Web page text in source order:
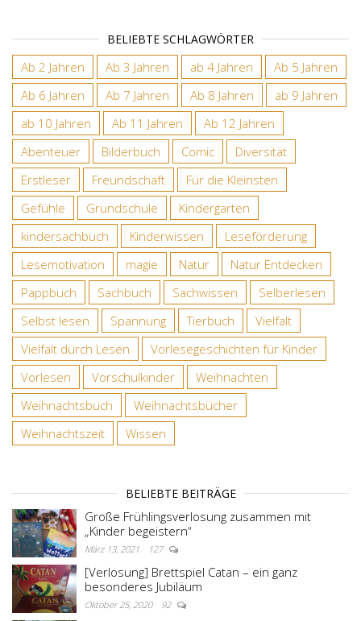
BELIEBTE SCHLAGWÖRTER
Ab 2 Jahren Ab 3 Jahren ab 4 Jahren
Ab 5 Jahren
Ab 6 Jahren
Ab 7 Jahren Ab 8 Jahren
ab 9 Jahren
ab 10 Jahren
Ab 11 Jahren
Ab 12 Jahren
Abenteuer
Bilderbuch Comic
Diversität
Erstleser
Freundschaft
Für die Kleinsten
Gefühle
Grundschule
Kindergarten
kindersachbuch
Kinderwissen
Leseförderung
Lesemotivation
magie Natur
Natur Entdecken
Pappbuch
Sachbuch Sachwissen
Selberlesen
Selbst lesen
Spannung Tierbuch
Vielfalt
Vielfalt durch Lesen
Vorlesegeschichten für Kinder
Vorlesen
Vorschulkinder
Weihnachten
Weihnachtsbuch
Weihnachtsbücher
Weihnachtszeit
Wissen
BELIEBTE BEITRÄGE
Große Frühlingsverlosung zusammen mit
„Kinder begeistern“
März 13, 2021 127
[Verlosung] Brettspiel Catan – ein ganz
besonderes Jubiläum
Oktober 25, 2020 92